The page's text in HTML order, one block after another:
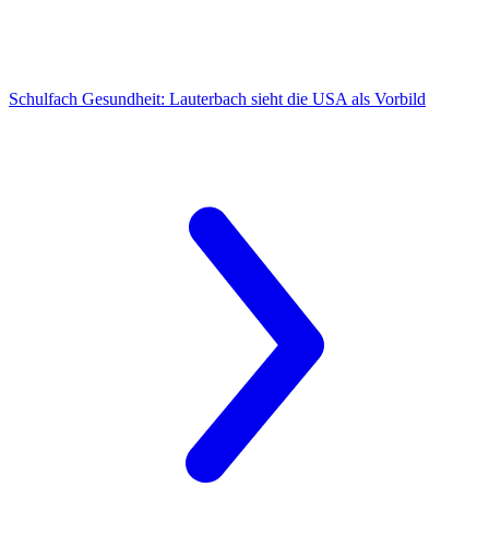
Schulfach Gesundheit: Lauterbach sieht die USA als Vorbild